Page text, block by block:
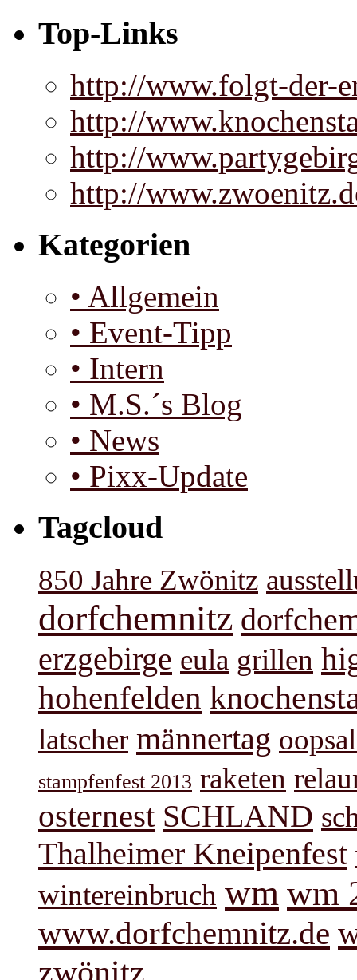
Top-Links
http://www.folgt-der-
http://
http://
http://
Kategorien
• Allgemein
• Event-Tipp
• Intern
• M.S.´s Blog
• News
• Pixx-Update
Tagcloud
850 Jahre Zwönitz
dorfchemnitz
erzgebirge eula grillen
hohenfelden
latscher männertag
stampfenfest 2013 raketen
osternest SCHLAND
Thalheimer Kneipenfest
wintereinbruch wm wm
www.dorfchemnitz.de
zwönitz